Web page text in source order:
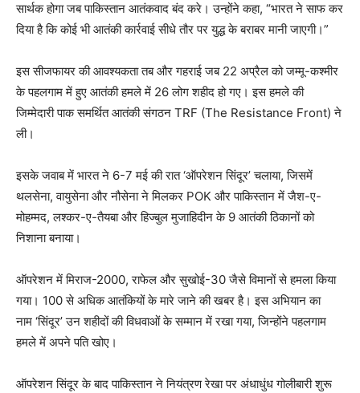
सार्थक होगा जब पाकिस्तान आतंकवाद बंद करे। उन्होंने कहा, “भारत ने साफ कर
दिया है कि कोई भी आतंकी कार्रवाई सीधे तौर पर युद्ध के बराबर मानी जाएगी।”
इस सीजफायर की आवश्यकता तब और गहराई जब 22 अप्रैल को जम्मू-कश्मीर
के पहलगाम में हुए आतंकी हमले में 26 लोग शहीद हो गए। इस हमले की
जिम्मेदारी पाक समर्थित आतंकी संगठन TRF (The Resistance Front) ने
ली।
इसके जवाब में भारत ने 6-7 मई की रात ‘ऑपरेशन सिंदूर’ चलाया, जिसमें
थलसेना, वायुसेना और नौसेना ने मिलकर POK और पाकिस्तान में जैश-ए-
मोहम्मद, लश्कर-ए-तैयबा और हिज्बुल मुजाहिदीन के 9 आतंकी ठिकानों को
निशाना बनाया।
ऑपरेशन में मिराज-2000, राफेल और सुखोई-30 जैसे विमानों से हमला किया
गया। 100 से अधिक आतंकियों के मारे जाने की खबर है। इस अभियान का
नाम ‘सिंदूर’ उन शहीदों की विधवाओं के सम्मान में रखा गया, जिन्होंने पहलगाम
हमले में अपने पति खोए।
ऑपरेशन सिंदूर के बाद पाकिस्तान ने नियंत्रण रेखा पर अंधाधुंध गोलीबारी शुरू